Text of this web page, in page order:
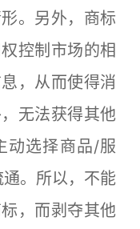
。另外，商标
控制市场的相
，从而使得消
无法获得其他
动选择商品/服
。所以，不能
，而剥夺其他